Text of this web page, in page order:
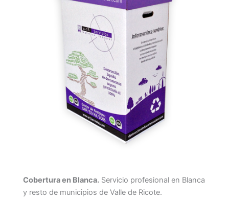
Cobertura en Blanca. Servicio profesional en Blanca
y resto de municipios de Valle de Ricote.